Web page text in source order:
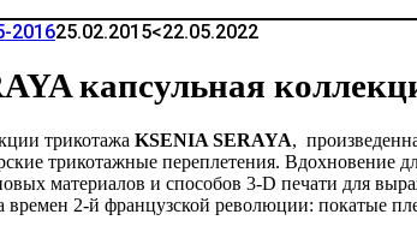
201625.02.2015<22.05.2022
капсульная
трикотажа KSENIA SERAYA,
трикотажные переплетения. Вдохновение
материалов и способов 3-D печати для
2-й французской революции: покатые